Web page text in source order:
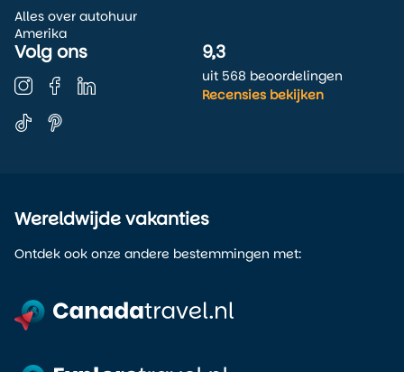
Alles over autohuur
Amerika
Volg ons 9,3
uit 568 beoordelingen
Recensies bekijken
Wereldwijde vakanties
Ontdek ook onze andere bestemmingen met: